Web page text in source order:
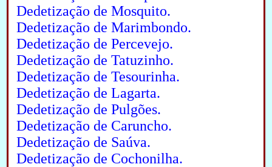
Dedetização de Mosquito.
Dedetização de Marimbondo.
Dedetização de Percevejo.
Dedetização de Tatuzinho.
Dedetização de Tesourinha.
Dedetização de Lagarta.
Dedetização de Pulgões.
Dedetização de Caruncho.
Dedetização de Saúva.
Dedetização de Cochonilha.